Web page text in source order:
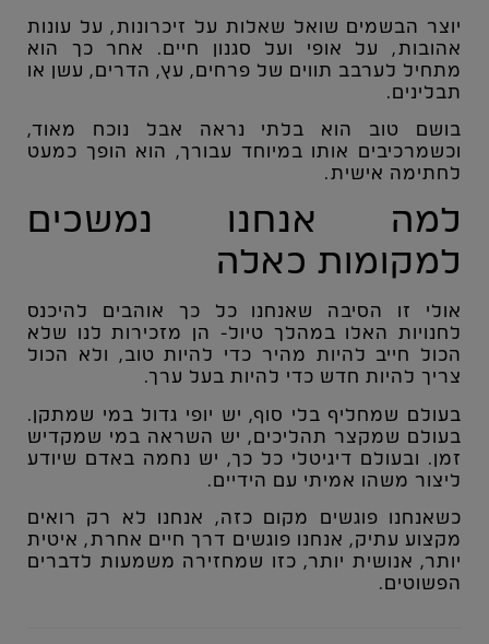
יוצר הבשמים שואל שאלות על זיכרונות, על עונות
אהובות, על אופי ועל סגנון חיים. אחר כך הוא
מתחיל לערבב תווים של פרחים, עץ, הדרים, עשן או
תבלינים.
בושם טוב הוא בלתי נראה אבל נוכח מאוד,
וכשמרכיבים אותו במיוחד עבורך, הוא הופך כמעט
לחתימה אישית.
למה אנחנו נמשכים
למקומות כאלה
אולי זו הסיבה שאנחנו כל כך אוהבים להיכנס
לחנויות האלו במהלך טיול- הן מזכירות לנו שלא
הכול חייב להיות מהיר כדי להיות טוב, ולא הכול
צריך להיות חדש כדי להיות בעל ערך.
בעולם שמחליף בלי סוף, יש יופי גדול במי שמתקן.
בעולם שמקצר תהליכים, יש השראה במי שמקדיש
זמן. ובעולם דיגיטלי כל כך, יש נחמה באדם שיודע
ליצור משהו אמיתי עם הידיים.
כשאנחנו פוגשים מקום כזה, אנחנו לא רק רואים
מקצוע עתיק, אנחנו פוגשים דרך חיים אחרת, איטית
יותר, אנושית יותר, כזו שמחזירה משמעות לדברים
הפשוטים.